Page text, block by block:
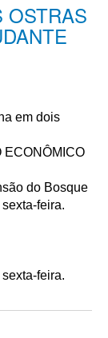
OSTRAS
em dois
ECONÔMICO
do Bosque
feira.
feira.